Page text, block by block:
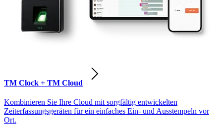
TM Clock + TM Cloud
Kombinieren Sie Ihre Cloud mit sorgfältig entwickelten
Zeiterfassungsgeräten für ein einfaches Ein- und Ausstempeln vor
Ort.